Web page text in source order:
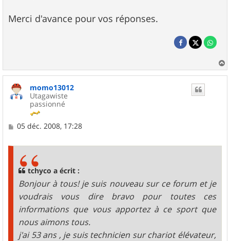
Merci d'avance pour vos réponses.
a
momo13012
Utagawiste
passionné
M
05 déc. 2008, 17:28
tchyco a écrit :
Bonjour à tous! je suis nouveau sur ce forum et je
voudrais vous dire bravo pour toutes ces
informations que vous apportez à ce sport que
nous aimons tous.
j'ai 53 ans , je suis technicien sur chariot élévateur,